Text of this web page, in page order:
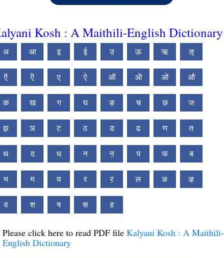
Kosh : A Maithili-English Dictionary
अ आ इ ई उ ऊ ऋ ऌ
ऍ ऎ ए ऐ ऑ ऒ ओ औ
क ख ग घ ङ च छ ज
झ ञ ट ठ ड ढ ण त
थ द ध न ऩ प फ ब
भ म य र ऱ ल ळ ऴ
व श ष स ह
Please click here to read PDF file Kalyani Kosh : A Maithili-
English Dictionary